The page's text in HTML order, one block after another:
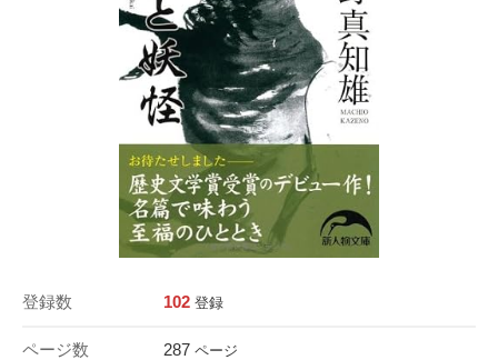
登録数 102 登録
ページ数 287 ページ